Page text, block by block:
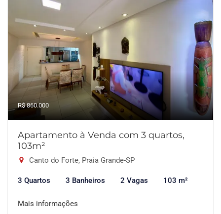
R$ 860.000
Apartamento à Venda com 3 quartos,
103m²
Canto do Forte, Praia Grande-SP
3 Quartos 3 Banheiros 2 Vagas 103 m²
Mais informações